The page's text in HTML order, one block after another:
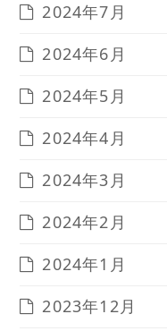
2024年7月
2024年6月
2024年5月
2024年4月
2024年3月
2024年2月
2024年1月
2023年12月